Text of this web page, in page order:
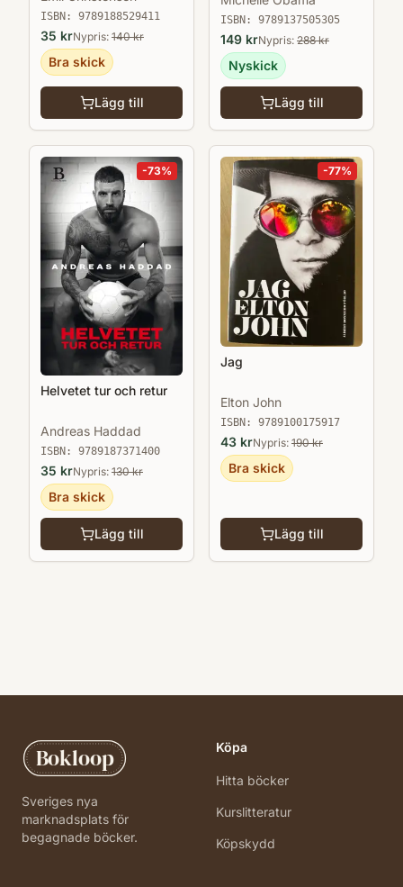
ISBN: 9789188529411
35 krNypris: 140kr
Bra skick
Lägg till
ISBN: 9789137505305
149 krNypris: 288kr
Nyskick
Lägg till
-73%
Helvetet tur och retur
Andreas Haddad
ISBN: 9789187371400
35 krNypris: 130kr
Bra skick
Lägg till
-77%
Jag
Elton John
ISBN: 9789100175917
43 krNypris: 190kr
Bra skick
Lägg till
Bokloop
Sveriges nya
marknadsplats för
begagnade böcker.
Köpa
Hitta böcker
Kurslitteratur
Köpskydd